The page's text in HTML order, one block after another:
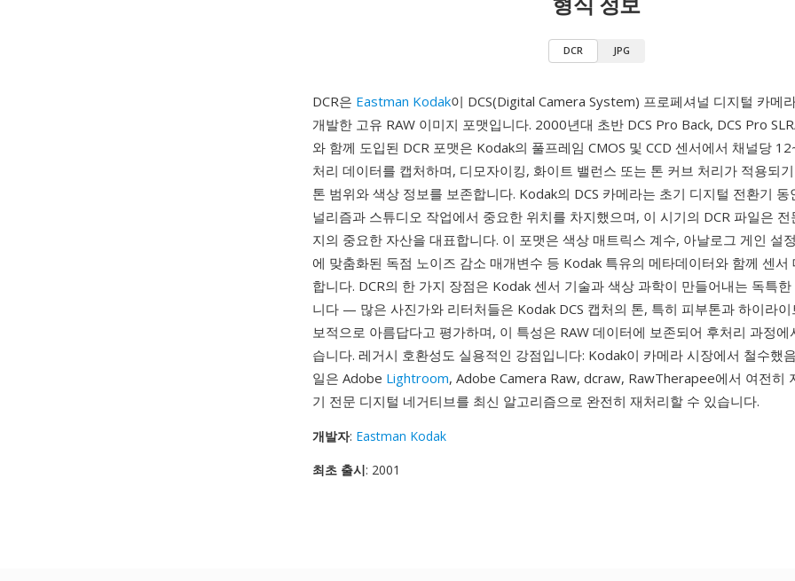
DCR JPG
DCR은 Eastman Kodak이 DCS(Digital Camera System) 프로페셔널 디지털 카메
개발한 고유 RAW 이미지 포맷입니다. 2000년대 초반 DCS Pro Back, DCS Pro
와 함께 도입된 DCR 포맷은 Kodak의 풀프레임 CMOS 및 CCD 센서에서 채널당
처리 데이터를 캡처하며, 디모자이킹, 화이트 밸런스 또는 톤 커브 처리가 적용되
톤 범위와 색상 정보를 보존합니다. Kodak의 DCS 카메라는 초기 디지털 전환기 동
널리즘과 스튜디오 작업에서 중요한 위치를 차지했으며, 이 시기의 DCR 파일은 전
지의 중요한 자산을 대표합니다. 이 포맷은 색상 매트릭스 계수, 아날로그 게인 설
에 맞춤화된 독점 노이즈 감소 매개변수 등 Kodak 특유의 메타데이터와 함께 센서
합니다. DCR의 한 가지 장점은 Kodak 센서 기술과 색상 과학이 만들어내는 독특
니다 — 많은 사진가와 리터처들은 Kodak DCS 캡처의 톤, 특히 피부톤과 하이라
보적으로 아름답다고 평가하며, 이 특성은 RAW 데이터에 보존되어 후처리 과정에
습니다. 레거시 호환성도 실용적인 강점입니다: Kodak이 카메라 시장에서 철수했
일은 Adobe Lightroom, Adobe Camera Raw, dcraw, RawTherapee에서 여전히
기 전문 디지털 네거티브를 최신 알고리즘으로 완전히 재처리할 수 있습니다.
개발자: Eastman Kodak
최초 출시: 2001